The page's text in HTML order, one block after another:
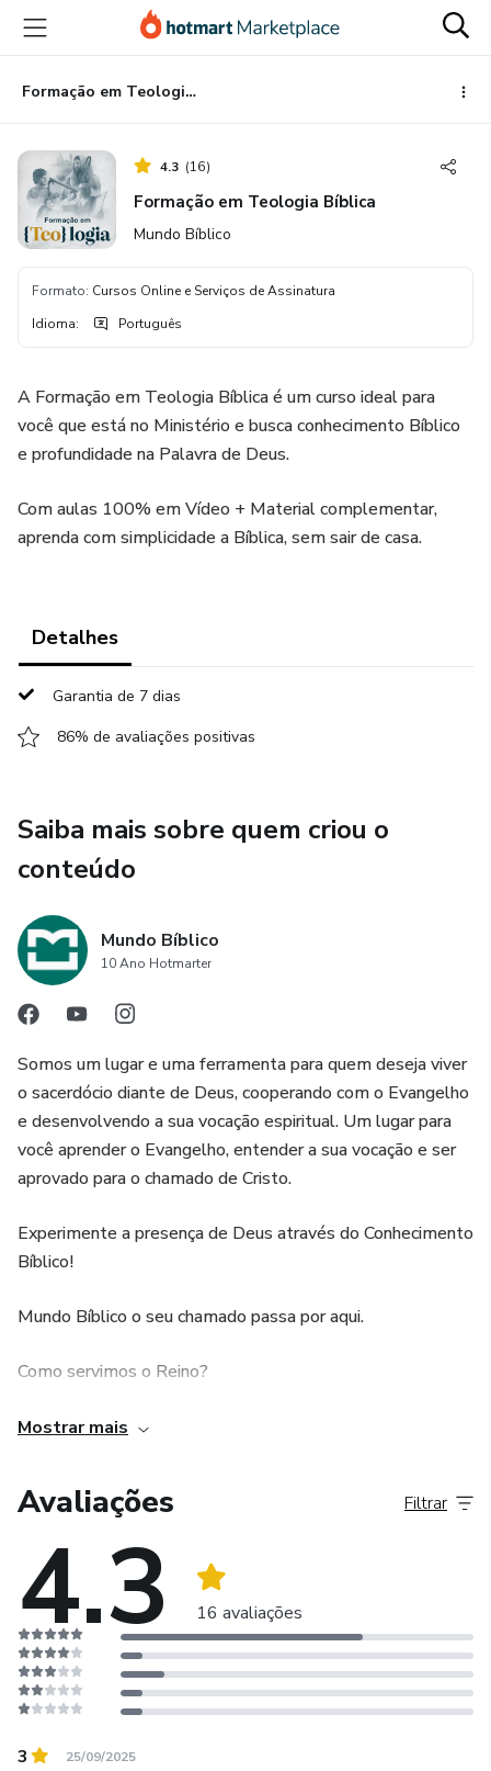
para
conteúdo
principal
para
pagamento
para
rodapé
Formação em Teologia Bíblica
4.3 (16)
Formação em Teologia Bíblica
Mundo Bíblico
Formato: Cursos Online e Serviços de Assinatura
Idioma: Português
A Formação em Teologia Bíblica é um curso ideal para
você que está no Ministério e busca conhecimento Bíblico
e profundidade na Palavra de Deus.
Com aulas 100% em Vídeo + Material complementar,
aprenda com simplicidade a Bíblica, sem sair de casa.
Detalhes
Garantia de 7 dias
86% de avaliações positivas
Saiba mais sobre quem criou o
conteúdo
Mundo Bíblico
10 Ano Hotmarter
Somos um lugar e uma ferramenta para quem deseja viver
o sacerdócio diante de Deus, cooperando com o Evangelho
e desenvolvendo a sua vocação espiritual. Um lugar para
você aprender o Evangelho, entender a sua vocação e ser
aprovado para o chamado de Cristo.
Experimente a presença de Deus através do Conhecimento
Bíblico!
Mundo Bíblico o seu chamado passa por aqui.
Como servimos o Reino?
Criando a ponte entre você, seu Ministério e o chamado de
Capacitando cristãos para a Obra do Ministério.
Edificando o corpo de Cristo pelo ensino teológico.
Conectando uma comunidade de discípulos de Jesus.
Desenvolvendo adoradores.
Mostrar mais
Avaliações
4.3 16 avaliações
Filtrar
3 25/09/2025